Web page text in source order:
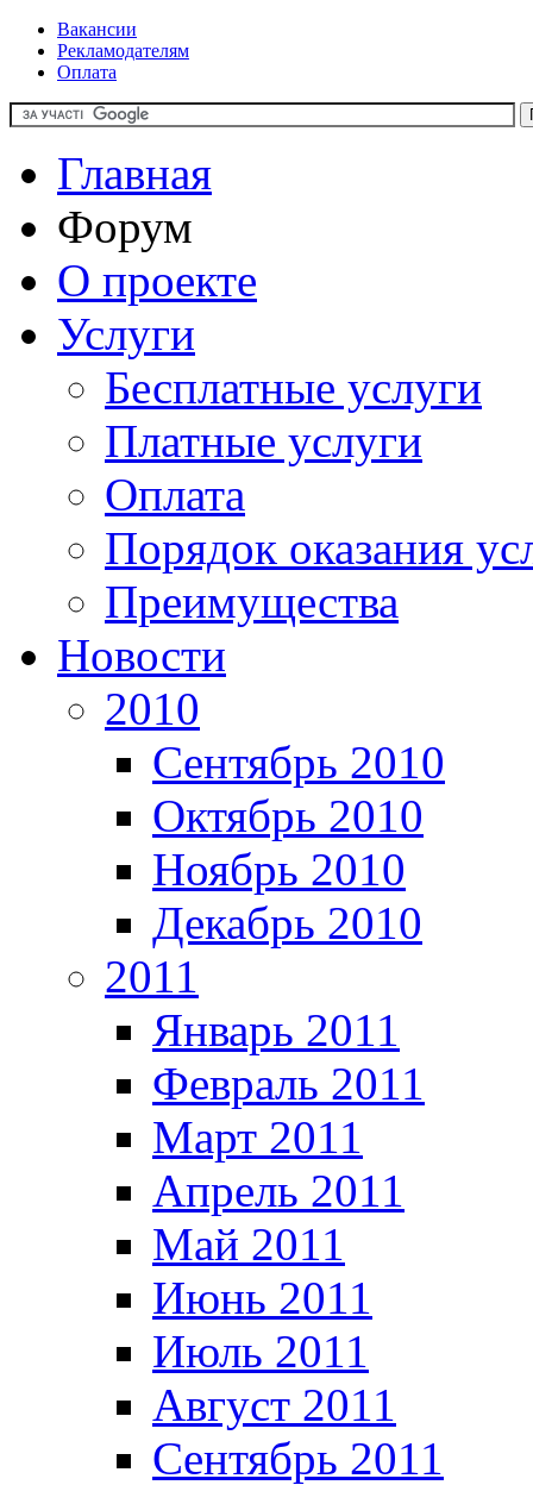
Вакансии
Рекламодателям
Оплата
Главная
Форум
О проекте
Услуги
Бесплатные услуги
Платные услуги
Оплата
Порядок оказания
Преимущества
Новости
2010
Сентябрь 2010
Октябрь 2010
Ноябрь 2010
Декабрь 2010
2011
Январь 2011
Февраль 2011
Март 2011
Апрель 2011
Май 2011
Июнь 2011
Июль 2011
Август 2011
Сентябрь 2011